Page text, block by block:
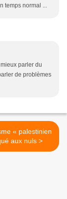
temps normal ...
parler du
de problèmes
« palestinien
» expliqué aux nuls >